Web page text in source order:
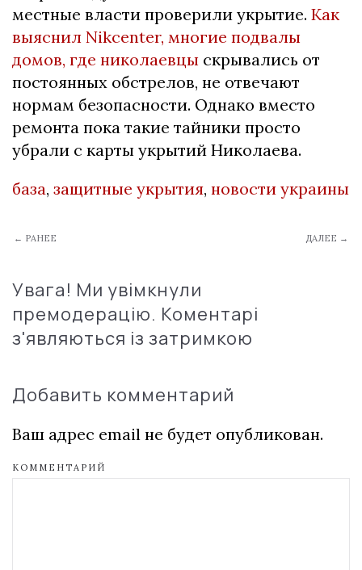
местные власти проверили укрытие. Как
выяснил Nikcenter, многие подвалы
домов, где николаевцы скрывались от
постоянных обстрелов, не отвечают
нормам безопасности. Однако вместо
ремонта пока такие тайники просто
убрали с карты укрытий Николаева.
база, защитные укрытия, новости украины
← РАНЕЕ ДАЛЕЕ →
Увага! Ми увімкнули
премодерацію. Коментарі
з'являються із затримкою
Добавить комментарий
Ваш адрес email не будет опубликован.
КОММЕНТАРИЙ